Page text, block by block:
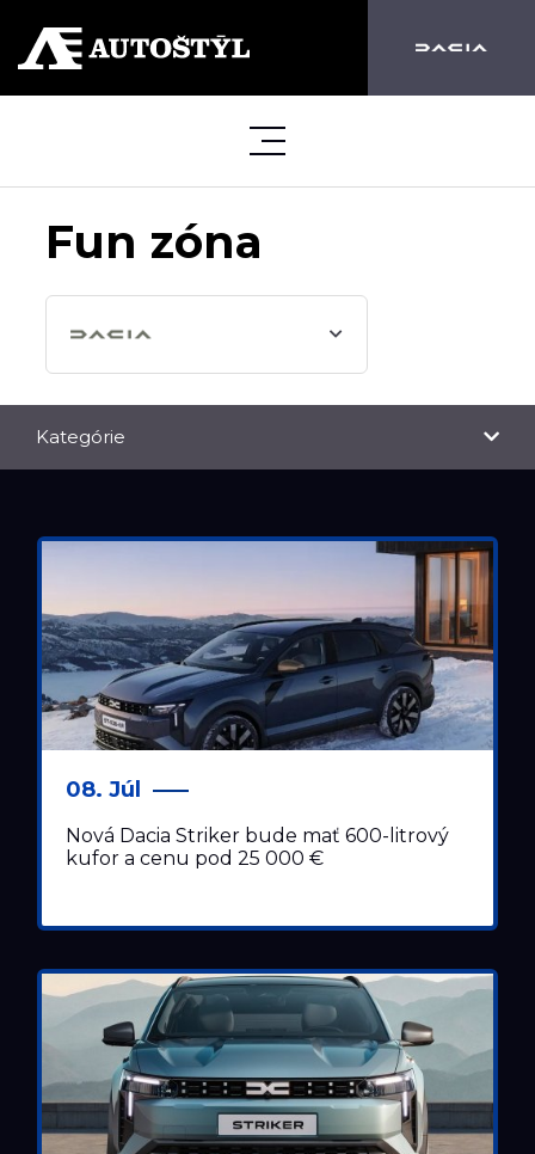
Fun zóna
Kategórie
TESTY
08. Júl
Nová Dacia Striker bude mať 600-litrový
kufor a cenu pod 25 000 €